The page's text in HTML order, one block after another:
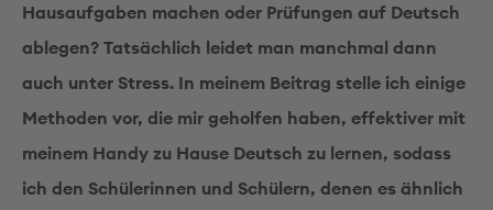
Hausaufgaben machen oder Prüfungen auf Deutsch
ablegen? Tatsächlich leidet man manchmal dann
auch unter Stress. In meinem Beitrag stelle ich einige
Methoden vor, die mir geholfen haben, effektiver mit
meinem Handy zu Hause Deutsch zu lernen, sodass
ich den Schülerinnen und Schülern, denen es ähnlich